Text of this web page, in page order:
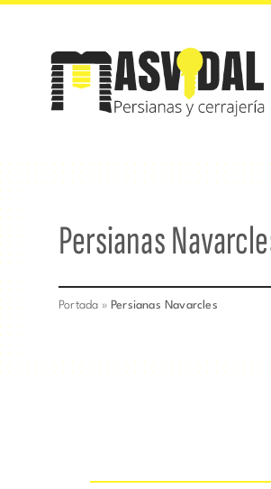
contenido
Persianas
Portada » Persianas Navarcles